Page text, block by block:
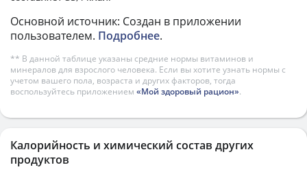
Основной источник: Создан в приложении
пользователем. Подробнее.
** В данной таблице указаны средние нормы витаминов и
минералов для взрослого человека. Если вы хотите узнать нормы с
учетом вашего пола, возраста и других факторов, тогда
воспользуйтесь приложением «Мой здоровый рацион».
Калорийность и химический состав других
продуктов